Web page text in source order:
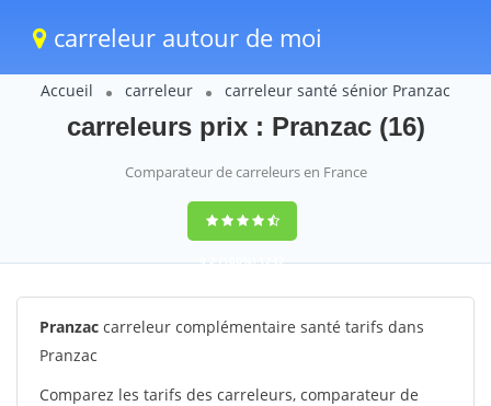
carreleur autour de moi
Accueil carreleur carreleur santé sénior Pranzac
carreleurs prix : Pranzac (16)
Comparateur de carreleurs en France
9,2(100%)1242
votes
Pranzac carreleur complémentaire santé tarifs dans
Pranzac
Comparez les tarifs des carreleurs, comparateur de